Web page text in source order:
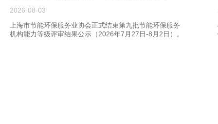
海市节能服务机构四星资质
2026-08-03
上海市节能环保服务业协会正式结束第九批节能环保服务
机构能力等级评审结果公示（2026年7月27日-8月2日）。